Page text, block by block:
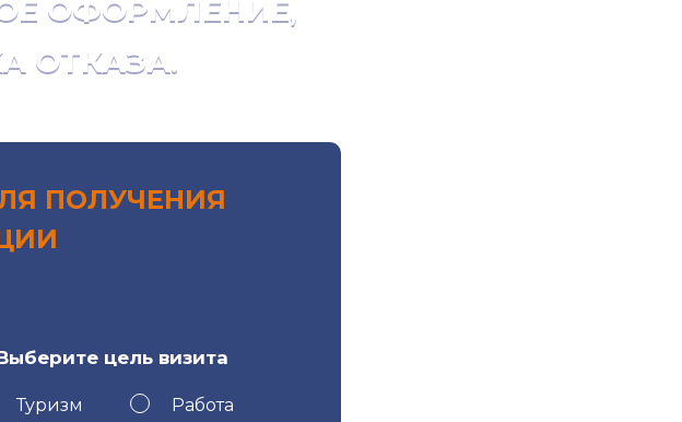
ОФОРМЛЕНИЕ,
ОТКАЗА.
ПОЛУЧЕНИЯ
цель визита
Туризм
Работа